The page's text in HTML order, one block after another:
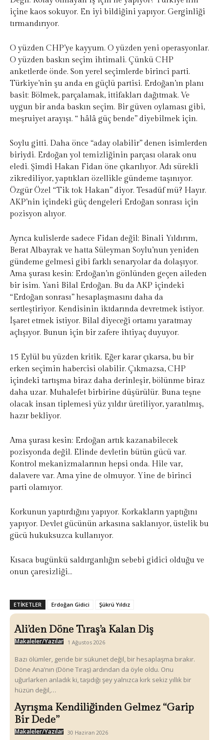
içine kaos sokuyor. En iyi bildiğini yapıyor. Gerginliği
tırmandırıyor.
O yüzden CHP’ye kayyum. O yüzden yeni operasyonlar.
O yüzden baskın seçim ihtimali. Çünkü CHP
anketlerde önde. Son yerel seçimlerde birinci parti.
Türkiye’nin şu anda en güçlü partisi. Erdoğan’ın planı
basit: Bölmek, parçalamak, ittifakları dağıtmak. Ve
uygun bir anda baskın seçim. Bir güven oylaması gibi,
meşruiyet arayışı. “ hâlâ güç bende” diyebilmek için.
Soylu gitti. Daha önce “aday olabilir” denen isimlerden
biriydi. Erdoğan yol temizliğinin parçası olarak onu
eledi. Şimdi Hakan Fidan öne çıkarılıyor. Adı sürekli
zikrediliyor, yaptıkları özellikle gündeme taşınıyor.
Özgür Özel “Tik tok Hakan” diyor. Tesadüf mü? Hayır.
AKP’nin içindeki güç dengeleri Erdoğan sonrası için
pozisyon alıyor.
Ayrıca kulislerde sadece Fidan değil; Binali Yıldırım,
Berat Albayrak ve hatta Süleyman Soylu’nun yeniden
gündeme gelmesi gibi farklı senaryolar da dolaşıyor.
Ama şurası kesin: Erdoğan’ın gönlünden geçen aileden
bir isim. Yani Bilal Erdoğan. Bu da AKP içindeki
“Erdoğan sonrası” hesaplaşmasını daha da
sertleştiriyor. Kendisinin iktdarında devretmek istiyor.
İşaret etmek istiyor. Bilal diyeceği ortamı yaratmay
açlışıyor. Bunun için bir zafere ihtiyaç duyuyor.
15 Eylül bu yüzden kritik. Eğer karar çıkarsa, bu bir
erken seçimin habercisi olabilir. Çıkmazsa, CHP
içindeki tartışma biraz daha derinleşir, bölünme biraz
daha uzar. Muhalefet birbirine düşürülür. Buna teşne
olacak insan tiplemesi yüz yıldır üretiliyor, yaratılmış,
hazır bekliyor.
Ama şurası kesin: Erdoğan artık kazanabilecek
pozisyonda değil. Elinde devletin bütün gücü var.
Kontrol mekanizmalarının hepsi onda. Hile var,
dalavere var. Ama yine de olmuyor. Yine de birinci
parti olamıyor.
Korkunun yaptırdığını yapıyor. Korkakların yaptığını
yapıyor. Devlet gücünün arkasına saklanıyor, üstelik bu
gücü hukuksuzca kullanıyor.
Kısaca bugünkü saldırganlığın sebebi gidici olduğu ve
onun çaresizliği…
ETIKETLER Erdoğan Gidici Şükrü Yıldız
Ali’den Döne Tıraş’a Kalan Diş
Makaleler/Yazılar 1 Ağustos 2026
Bazı ölümler, geride bir sükunet değil, bir hesaplaşma bırakır.
Döne Ana’nın (Döne Tıraş) ardından da öyle oldu. Onu
uğurlarken anladık ki, taşıdığı şey yalnızca kırk sekiz yıllık bir
hüzün değil,…
Ayrışma Kendiliğinden Gelmez “Garip
Bir Dede”
Makaleler/Yazılar 30 Haziran 2026